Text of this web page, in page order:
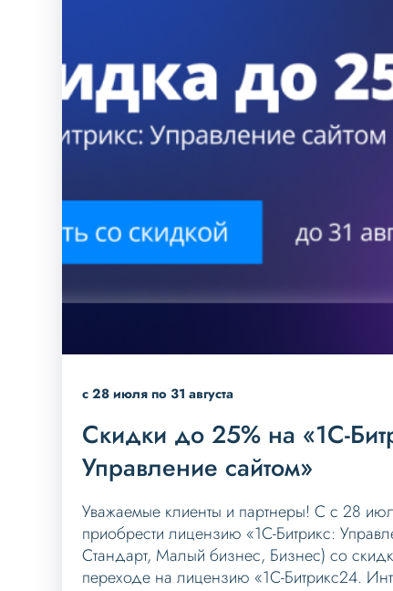
c 28 июля по 31 августа
Скидки до 25% на «1С-
Управление сайтом»
Уважаемые клиенты и партнеры! С c 28
приобрести лицензию «1С-Битрикс:
Стандарт, Малый бизнес, Бизнес) со
переходе на лицензию «1С-Битрикс24.